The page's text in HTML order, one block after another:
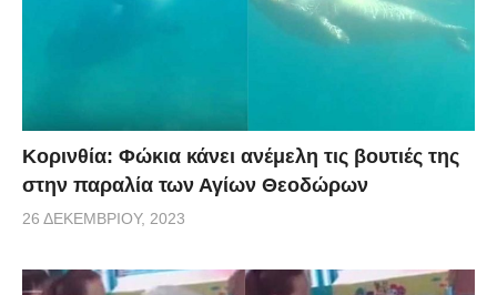
Κορινθία: Φώκια κάνει ανέμελη τις βουτιές της
στην παραλία των Αγίων Θεοδώρων
26 ΔΕΚΕΜΒΡΊΟΥ, 2023